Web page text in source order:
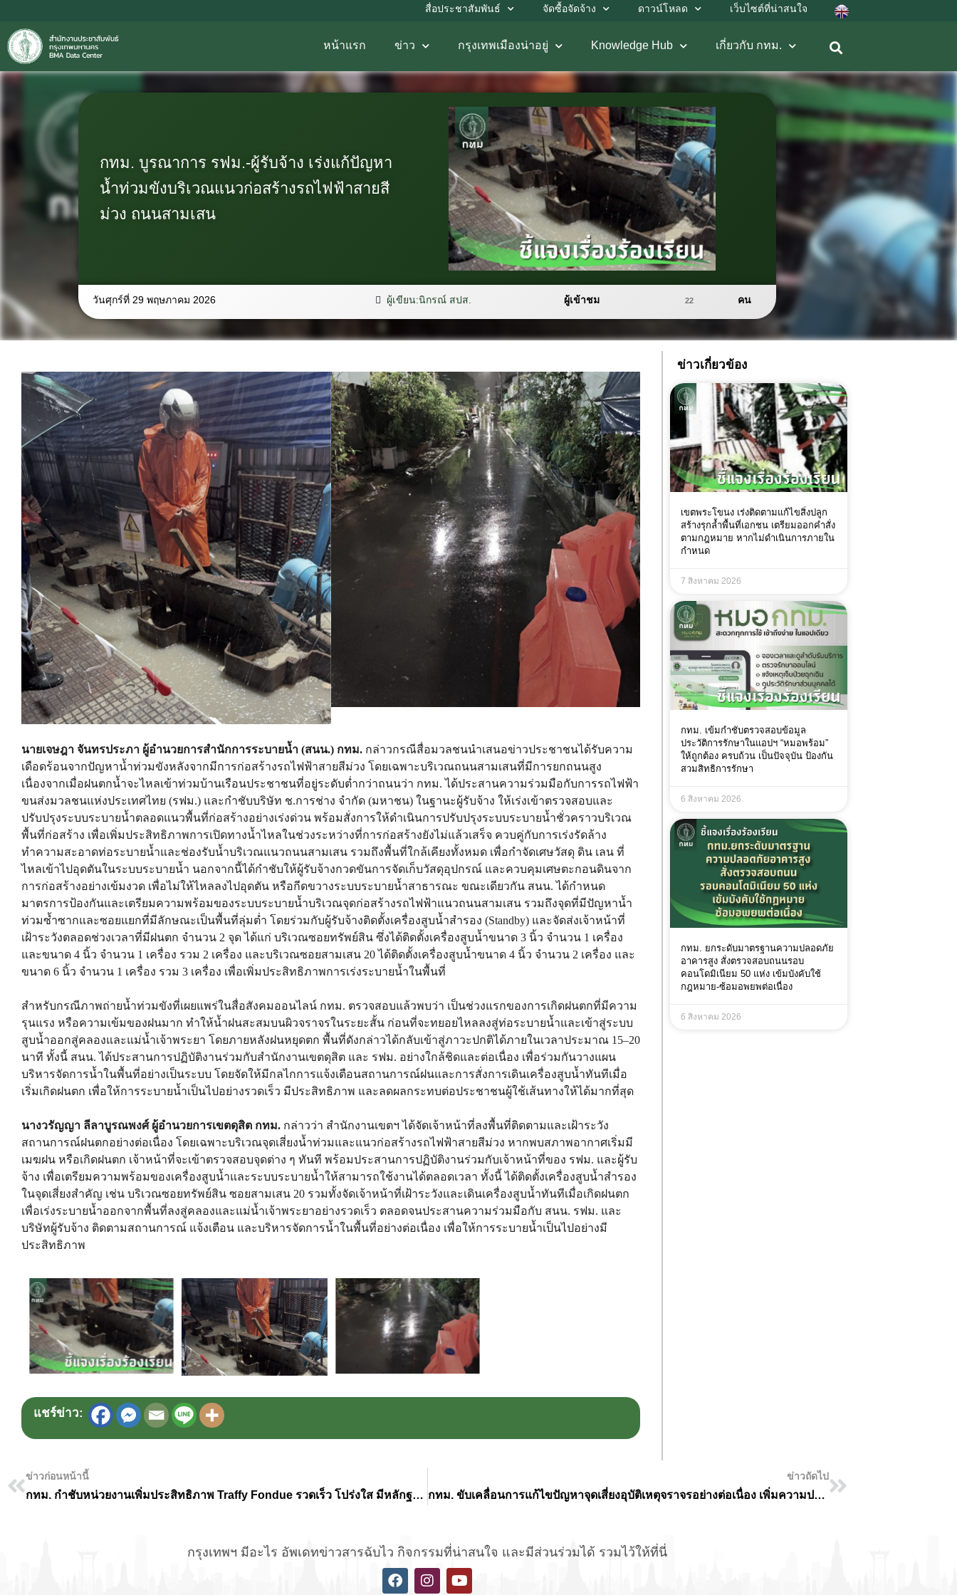
สื่อประชาสัมพันธ์ จัดซื้อจัดจ้าง ดาวน์โหลด เว็บไซต์ที่น่าสนใจ
หน้าแรก ข่าว กรุงเทพเมืองน่าอยู่ Knowledge Hub เกี่ยวกับ กทม.
กทม. บูรณาการ รฟม.-ผู้รับจ้าง เร่งแก้ปัญหา
น้ำท่วมขังบริเวณแนวก่อสร้างรถไฟฟ้าสายสี
ม่วง ถนนสามเสน
วันศุกร์ที่ 29 พฤษภาคม 2026 ผู้เขียน:นิกรณ์ สปส. ผู้เข้าชม 22 คน
นายเจษฎา จันทรประภา ผู้อำนวยการสำนักการระบายน้ำ (สนน.) กทม. กล่าวกรณีสื่อมวลชนนำเสนอข่าวประชาชนได้รับความ
เดือดร้อนจากปัญหาน้ำท่วมขังหลังจากมีการก่อสร้างรถไฟฟ้าสายสีม่วง โดยเฉพาะบริเวณถนนสามเสนที่มีการยกถนนสูง
เนื่องจากเมื่อฝนตกน้ำจะไหลเข้าท่วมบ้านเรือนประชาชนที่อยู่ระดับต่ำกว่าถนนว่า กทม. ได้ประสานความร่วมมือกับการรถไฟฟ้า
ขนส่งมวลชนแห่งประเทศไทย (รฟม.) และกำชับบริษัท ช.การช่าง จำกัด (มหาชน) ในฐานะผู้รับจ้าง ให้เร่งเข้าตรวจสอบและ
ปรับปรุงระบบระบายน้ำตลอดแนวพื้นที่ก่อสร้างอย่างเร่งด่วน พร้อมสั่งการให้ดำเนินการปรับปรุงระบบระบายน้ำชั่วคราวบริเวณ
พื้นที่ก่อสร้าง เพื่อเพิ่มประสิทธิภาพการเปิดทางน้ำไหลในช่วงระหว่างที่การก่อสร้างยังไม่แล้วเสร็จ ควบคู่กับการเร่งรัดล้าง
ทำความสะอาดท่อระบายน้ำและช่องรับน้ำบริเวณแนวถนนสามเสน รวมถึงพื้นที่ใกล้เคียงทั้งหมด เพื่อกำจัดเศษวัสดุ ดิน เลน ที่
ไหลเข้าไปอุดตันในระบบระบายน้ำ นอกจากนี้ได้กำชับให้ผู้รับจ้างกวดขันการจัดเก็บวัสดุอุปกรณ์ และควบคุมเศษตะกอนดินจาก
การก่อสร้างอย่างเข้มงวด เพื่อไม่ให้ไหลลงไปอุดตัน หรือกีดขวางระบบระบายน้ำสาธารณะ ขณะเดียวกัน สนน. ได้กำหนด
มาตรการป้องกันและเตรียมความพร้อมของระบบระบายน้ำบริเวณจุดก่อสร้างรถไฟฟ้าแนวถนนสามเสน รวมถึงจุดที่มีปัญหาน้ำ
ท่วมซ้ำซากและซอยแยกที่มีลักษณะเป็นพื้นที่ลุ่มต่ำ โดยร่วมกับผู้รับจ้างติดตั้งเครื่องสูบน้ำสำรอง (Standby) และจัดส่งเจ้าหน้าที่
เฝ้าระวังตลอดช่วงเวลาที่มีฝนตก จำนวน 2 จุด ได้แก่ บริเวณซอยทรัพย์สิน ซึ่งได้ติดตั้งเครื่องสูบน้ำขนาด 3 นิ้ว จำนวน 1 เครื่อง
และขนาด 4 นิ้ว จำนวน 1 เครื่อง รวม 2 เครื่อง และบริเวณซอยสามเสน 20 ได้ติดตั้งเครื่องสูบน้ำขนาด 4 นิ้ว จำนวน 2 เครื่อง และ
ขนาด 6 นิ้ว จำนวน 1 เครื่อง รวม 3 เครื่อง เพื่อเพิ่มประสิทธิภาพการเร่งระบายน้ำในพื้นที่
สำหรับกรณีภาพถ่ายน้ำท่วมขังที่เผยแพร่ในสื่อสังคมออนไลน์ กทม. ตรวจสอบแล้วพบว่า เป็นช่วงแรกของการเกิดฝนตกที่มีความ
รุนแรง หรือความเข้มของฝนมาก ทำให้น้ำฝนสะสมบนผิวจราจรในระยะสั้น ก่อนที่จะทยอยไหลลงสู่ท่อระบายน้ำและเข้าสู่ระบบ
สูบน้ำออกสู่คลองและแม่น้ำเจ้าพระยา โดยภายหลังฝนหยุดตก พื้นที่ดังกล่าวได้กลับเข้าสู่ภาวะปกติได้ภายในเวลาประมาณ 15–20
นาที ทั้งนี้ สนน. ได้ประสานการปฏิบัติงานร่วมกับสำนักงานเขตดุสิต และ รฟม. อย่างใกล้ชิดและต่อเนื่อง เพื่อร่วมกันวางแผน
บริหารจัดการน้ำในพื้นที่อย่างเป็นระบบ โดยจัดให้มีกลไกการแจ้งเตือนสถานการณ์ฝนและการสั่งการเดินเครื่องสูบน้ำทันทีเมื่อ
เริ่มเกิดฝนตก เพื่อให้การระบายน้ำเป็นไปอย่างรวดเร็ว มีประสิทธิภาพ และลดผลกระทบต่อประชาชนผู้ใช้เส้นทางให้ได้มากที่สุด
นางวรัญญา ลีลาบูรณพงศ์ ผู้อำนวยการเขตดุสิต กทม. กล่าวว่า สำนักงานเขตฯ ได้จัดเจ้าหน้าที่ลงพื้นที่ติดตามและเฝ้าระวัง
สถานการณ์ฝนตกอย่างต่อเนื่อง โดยเฉพาะบริเวณจุดเสี่ยงน้ำท่วมและแนวก่อสร้างรถไฟฟ้าสายสีม่วง หากพบสภาพอากาศเริ่มมี
เมฆฝน หรือเกิดฝนตก เจ้าหน้าที่จะเข้าตรวจสอบจุดต่าง ๆ ทันที พร้อมประสานการปฏิบัติงานร่วมกับเจ้าหน้าที่ของ รฟม. และผู้รับ
จ้าง เพื่อเตรียมความพร้อมของเครื่องสูบน้ำและระบบระบายน้ำให้สามารถใช้งานได้ตลอดเวลา ทั้งนี้ ได้ติดตั้งเครื่องสูบน้ำสำรอง
ในจุดเสี่ยงสำคัญ เช่น บริเวณซอยทรัพย์สิน ซอยสามเสน 20 รวมทั้งจัดเจ้าหน้าที่เฝ้าระวังและเดินเครื่องสูบน้ำทันทีเมื่อเกิดฝนตก
เพื่อเร่งระบายน้ำออกจากพื้นที่ลงสู่คลองและแม่น้ำเจ้าพระยาอย่างรวดเร็ว ตลอดจนประสานความร่วมมือกับ สนน. รฟม. และ
บริษัทผู้รับจ้าง ติดตามสถานการณ์ แจ้งเตือน และบริหารจัดการน้ำในพื้นที่อย่างต่อเนื่อง เพื่อให้การระบายน้ำเป็นไปอย่างมี
ประสิทธิภาพ
แชร์ข่าว:
ข่าวเกี่ยวข้อง
เขตพระโขนง เร่งติดตามแก้ไขสิ่งปลูก
สร้างรุกล้ำพื้นที่เอกชน เตรียมออกคำสั่ง
ตามกฎหมาย หากไม่ดำเนินการภายใน
กำหนด
7 สิงหาคม 2026
กทม. เข้มกำชับตรวจสอบข้อมูล
ประวัติการรักษาในแอปฯ “หมอพร้อม”
ให้ถูกต้อง ครบถ้วน เป็นปัจจุบัน ป้องกัน
สวมสิทธิการรักษา
6 สิงหาคม 2026
กทม. ยกระดับมาตรฐานความปลอดภัย
อาคารสูง สั่งตรวจสอบถนนรอบ
คอนโดมิเนียม 50 แห่ง เข้มบังคับใช้
กฎหมาย-ซ้อมอพยพต่อเนื่อง
6 สิงหาคม 2026
ข่าวก่อนหน้านี้
กทม. กำชับหน่วยงานเพิ่มประสิทธิภาพ Traffy Fondue รวดเร็ว โปร่งใส มีหลักฐานยืนยันชัดเจน
ข่าวถัดไป
กทม. ขับเคลื่อนการแก้ไขปัญหาจุดเสี่ยงอุบัติเหตุจราจรอย่างต่อเนื่อง เพิ่มความปลอดภัยให้ผู้ใช้รถใช้ถนนในกรุงเทพฯ
กรุงเทพฯ มีอะไร อัพเดทข่าวสารฉับไว กิจกรรมที่น่าสนใจ และมีส่วนร่วมได้ รวมไว้ให้ที่นี่